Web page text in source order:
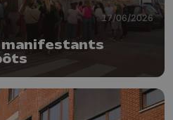
17/06/2026
manifestants